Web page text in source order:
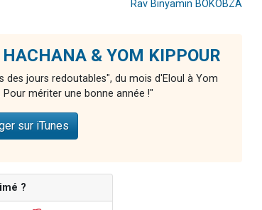
Rav Binyamin BOKOBZA
& YOM KIPPOUR
des jours redoutables", du mois d'Eloul à Yom
mériter une bonne année !"
sur iTunes
?